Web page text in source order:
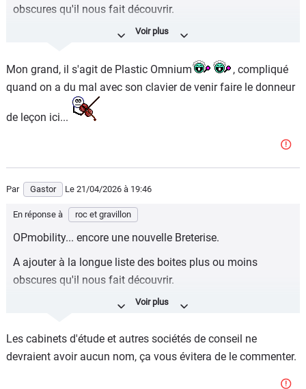
obscures qu'il nous fait découvrir.
Bonne question... pas à ce que le marché retrouve un peu
de portance, pour sûr !
Mon grand, il s'agit de Plastic Omnium
, compliqué
quand on a du mal avec son clavier de venir faire le donneur
de leçon ici...
Par Gastor Le 21/04/2026 à 19:46
En réponse à roc et gravillon
OPmobility... encore une nouvelle Breterise.
A ajouter à la longue liste des boites plus ou moins
obscures qu'il nous fait découvrir.
de portance, pour sûr !
Les cabinets d'étude et autres sociétés de conseil ne
devraient avoir aucun nom, ça vous évitera de le commenter.